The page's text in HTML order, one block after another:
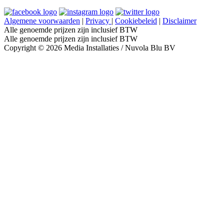
Algemene voorwaarden | Privacy | Cookiebeleid | Disclaimer
Alle genoemde prijzen zijn inclusief BTW
Alle genoemde prijzen zijn inclusief BTW
Copyright © 2026 Media Installaties / Nuvola Blu BV